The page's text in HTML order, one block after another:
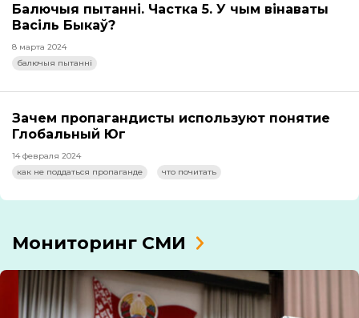
Балючыя пытанні. Частка 5. У чым вінаваты
Васіль Быкаў?
8 марта 2024
балючыя пытанні
Зачем пропагандисты используют понятие
Глобальный Юг
14 февраля 2024
как не поддаться пропаганде
что почитать
Мониторинг СМИ